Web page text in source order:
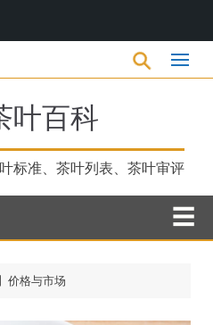
叶百科
标准、茶叶列表、茶叶审评
价格与市场